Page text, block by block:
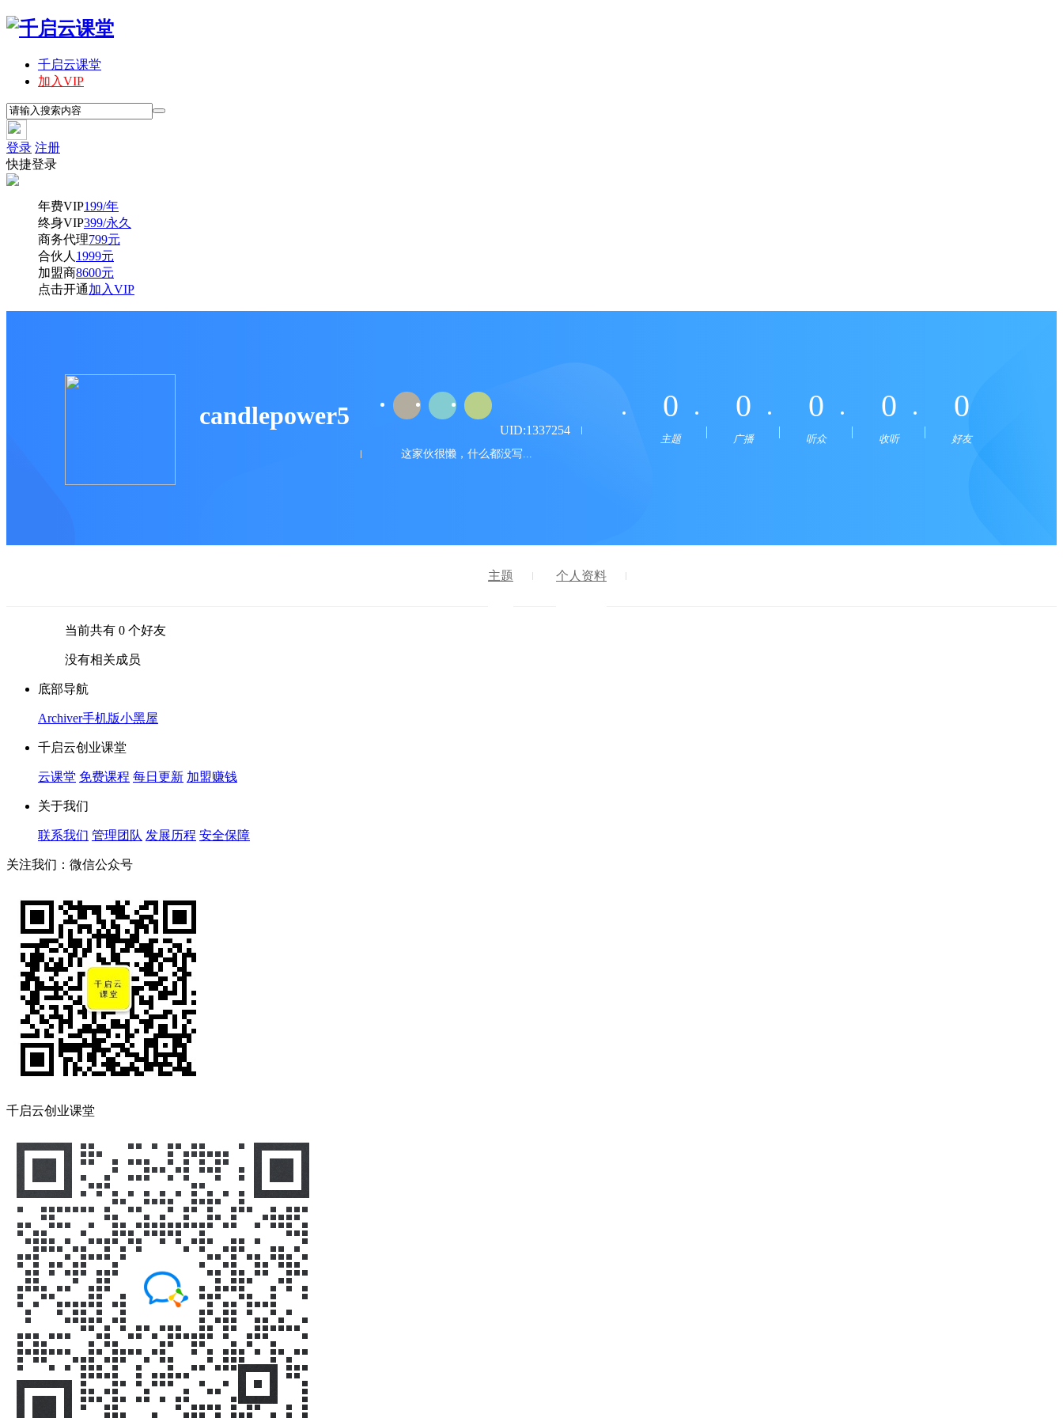
千启云课堂
加入VIP
登录 注册
快捷登录
年费VIP199/年
终身VIP399/永久
商务代理799元
合伙人 1999元
加盟商8600元
点击开通加入VIP
candlepower5 UID:1337254
这家伙很懒，什么都没写...
0
主题
0
广播
0
听众
0
收听
0
好友
主题 个人资料
当前共有 0 个好友
没有相关成员
底部导航
Archiver手机版小黑屋
千启云创业课堂
云课堂 免费课程 每日更新 加盟赚钱
关于我们
联系我们 管理团队 发展历程 安全保障
关注我们：微信公众号
千启云创业课堂